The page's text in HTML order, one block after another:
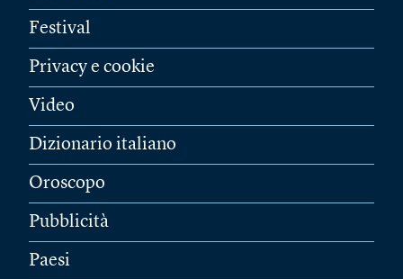
Festival
Privacy e cookie
Video
Dizionario italiano
Oroscopo
Pubblicità
Paesi